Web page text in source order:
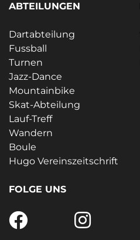
ABTEILUNGEN
Dartabteilung
Fussball
Turnen
Jazz-Dance
Mountainbike
Skat-Abteilung
Lauf-Treff
Wandern
Boule
Hugo Vereinszeitschrift
FOLGE UNS